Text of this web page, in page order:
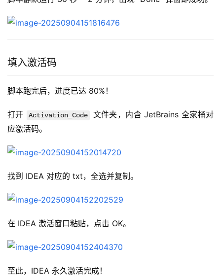
填入激活码
脚本跑完后，进度已达 80%！
打开 Activation_Code
文件夹，内含 JetBrains 全家桶对
应激活码。
找到 IDEA 对应的 txt，全选并复制。
在 IDEA 激活窗口粘贴，点击 OK。
至此，IDEA 永久激活完成！